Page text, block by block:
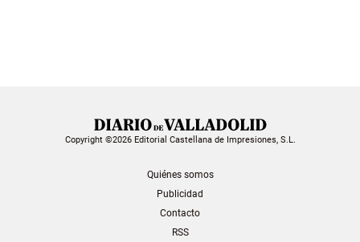
Copyright ©2026 Editorial Castellana de Impresiones, S.L.
Quiénes somos
Publicidad
Contacto
RSS